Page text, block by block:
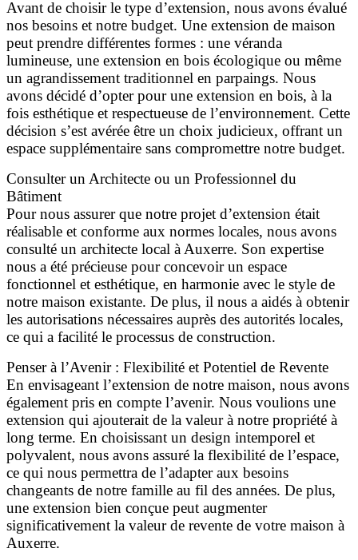
Avant de choisir le type d’extension, nous avons évalué
nos besoins et notre budget. Une extension de maison
peut prendre différentes formes : une véranda
lumineuse, une extension en bois écologique ou même
un agrandissement traditionnel en parpaings. Nous
avons décidé d’opter pour une extension en bois, à la
fois esthétique et respectueuse de l’environnement. Cette
décision s’est avérée être un choix judicieux, offrant un
espace supplémentaire sans compromettre notre budget.
Consulter un Architecte ou un Professionnel du
Bâtiment
Pour nous assurer que notre projet d’extension était
réalisable et conforme aux normes locales, nous avons
consulté un architecte local à Auxerre. Son expertise
nous a été précieuse pour concevoir un espace
fonctionnel et esthétique, en harmonie avec le style de
notre maison existante. De plus, il nous a aidés à obtenir
les autorisations nécessaires auprès des autorités locales,
ce qui a facilité le processus de construction.
Penser à l’Avenir : Flexibilité et Potentiel de Revente
En envisageant l’extension de notre maison, nous avons
également pris en compte l’avenir. Nous voulions une
extension qui ajouterait de la valeur à notre propriété à
long terme. En choisissant un design intemporel et
polyvalent, nous avons assuré la flexibilité de l’espace,
ce qui nous permettra de l’adapter aux besoins
changeants de notre famille au fil des années. De plus,
une extension bien conçue peut augmenter
significativement la valeur de revente de votre maison à
Auxerre.